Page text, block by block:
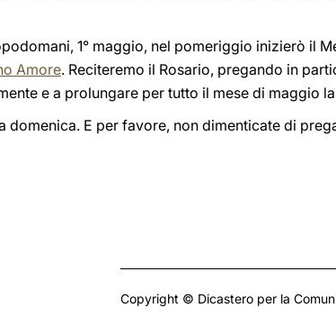
1° maggio, nel pomeriggio inizierò il
Amore. Reciteremo il Rosario, pregando in
e a prolungare per tutto il mese di maggio
domenica. E per favore, non dimenticate di
Copyright © Dicastero per la